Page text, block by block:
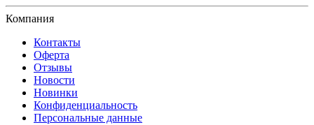
Компания
Контакты
Оферта
Отзывы
Новости
Новинки
Конфиденциальность
Персональные данные